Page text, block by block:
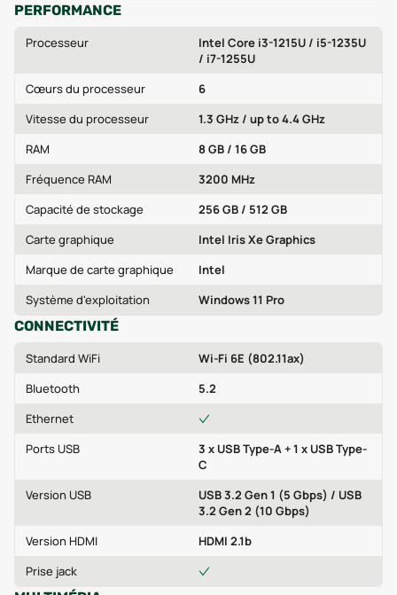
PERFORMANCE
Processeur
Intel Core i3-1215U / i5-1235U
/ i7-1255U
Cœurs du processeur
6
Vitesse du processeur
1.3 GHz / up to 4.4 GHz
RAM
8 GB / 16 GB
Fréquence RAM
3200 MHz
Capacité de stockage
256 GB / 512 GB
Carte graphique
Intel Iris Xe Graphics
Marque de carte graphique
Intel
Système d'exploitation
Windows 11 Pro
CONNECTIVITÉ
Standard WiFi
Wi‑Fi 6E (802.11ax)
Bluetooth
5.2
Ethernet
Ports USB
3 x USB Type-A + 1 x USB Type-
C
Version USB
USB 3.2 Gen 1 (5 Gbps) / USB
3.2 Gen 2 (10 Gbps)
Version HDMI
HDMI 2.1b
Prise jack